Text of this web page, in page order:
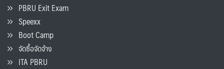
PBRU Exit Exam
Speexx
Boot Camp
จัดซื้อจัดจ้าง
ITA PBRU